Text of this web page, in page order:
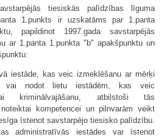
tiesiskās palīdzības līguma
1.punkts ir uzskatāms par 1.panta
papildinot 1997.gada savstarpējās
ar 1.panta 1.punkta "b" apakšpunktu un
iestāde, kas veic izmeklēšanu ar mērķi
vai nodot lietu iestādēm, kas veic
kriminālvajāšanu, atbilstoši tās
kompetencei un pilnvarām veikt
īstenot savstarpējo tiesisko palīdzību.
administratīvās iestādes var īstenot